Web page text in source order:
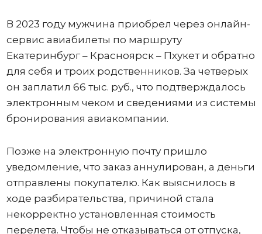
В 2023 году мужчина приобрел через онлайн-
сервис авиабилеты по маршруту
Екатеринбург – Красноярск – Пхукет и обратно
для себя и троих родственников. За четверых
он заплатил 66 тыс. руб., что подтверждалось
электронным чеком и сведениями из системы
бронирования авиакомпании.
Позже на электронную почту пришло
уведомление, что заказ аннулирован, а деньги
отправлены покупателю. Как выяснилось в
ходе разбирательства, причиной стала
некорректно установленная стоимость
перелета. Чтобы не отказываться от отпуска,